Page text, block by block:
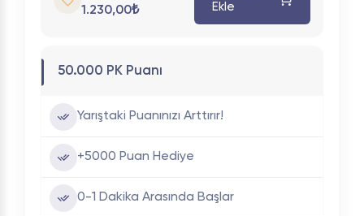
1.230,00₺
Ekle
50.000 PK Puanı
Yarıştaki Puanınızı Arttırır!
+5000 Puan Hediye
0-1 Dakika Arasında Başlar